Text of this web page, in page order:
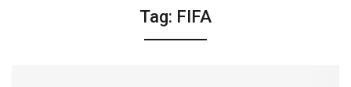
Tag: FIFA